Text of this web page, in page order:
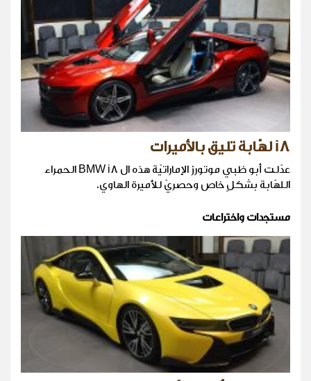
i8 لهّابة تليق بالأميرات
عدّلت أبو ظبي موتورز الإماراتيّة هذه ال BMW i8 الحمراء
اللهّابة بشكلٍ خاص وحصريّ للأميرة الهاوي.
مستجدات واختراعات